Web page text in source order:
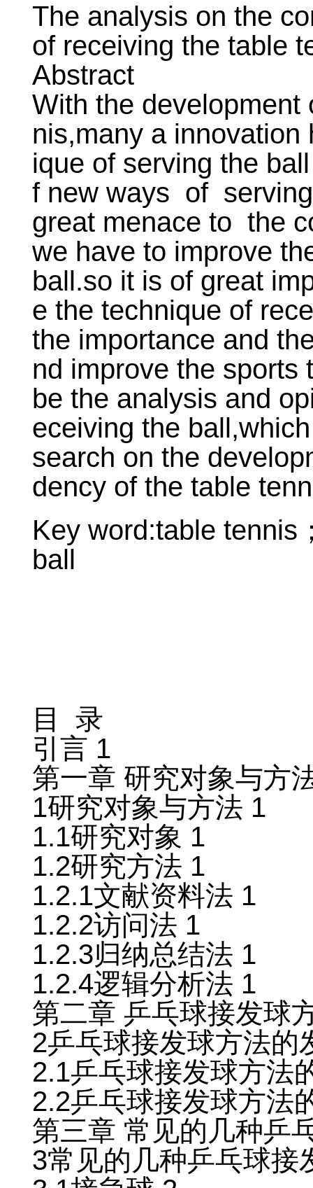
The analysis on the
of receiving the table
Abstract
With the development
nis,many a innovation
ique of serving the
f new ways of
great menace to the
we have to improve
ball.so it is of great
e the technique of
the importance and
nd improve the sports
be the analysis and
eceiving the
search on the
dency of the table
Key word:table tennis
ball
目 录
引言 1
第一章 研究对象与方
1研究对象与方法 1
1.1研究对象 1
1.2研究方法 1
1.2.1文献资料法 1
1.2.2访问法 1
1.2.3归纳总结法 1
1.2.4逻辑分析法 1
第二章 乒乓球接发球
2乒乓球接发球方法的
2.1乒乓球接发球方法
2.2乒乓球接发球方法
第三章 常见的几种乒
3常见的几种乒乓球接